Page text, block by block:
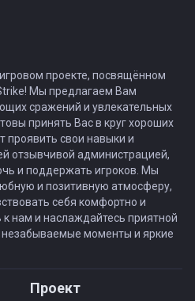
проекте, посвящённом
Мы предлагаем Вам
сражений и увлекательных
принять Вас в круг хороших
проявить свои навыки и
отзывчивой администрацией,
и поддержать игроков. Мы
и позитивную атмосферу,
себя комфортно и
нам и наслаждайтесь приятной
моменты и яркие
Проект